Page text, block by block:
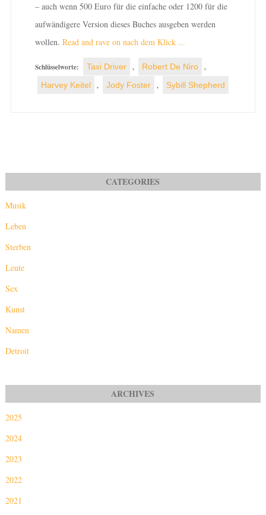
– auch wenn 500 Euro für die einfache oder 1200 für die
aufwändigere Version dieses Buches ausgeben werden
wollen. Read and rave on nach dem Klick ...
Schlüsselworte: Taxi Driver , Robert De Niro ,
Harvey Keitel , Jody Foster , Sybill Shepherd
Musik
Leben
Sterben
Leute
Sex
Kunst
Namen
Detroit
2025
2024
2023
2022
2021